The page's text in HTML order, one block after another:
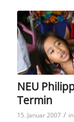
NEU
Termin
15. Januar 2007 / in